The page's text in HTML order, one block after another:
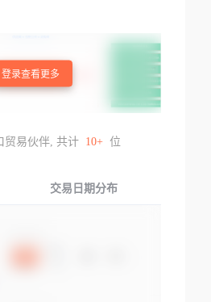
登录查看更多
贸易伙伴, 共计 10+ 位
交易日期分布